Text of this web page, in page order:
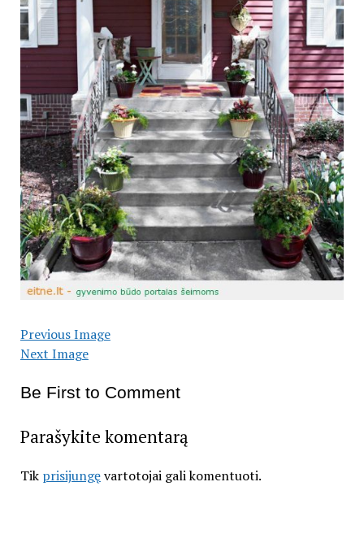
Previous Image
Next Image
Be First to Comment
Parašykite komentarą
Tik prisijungęvartotojai gali komentuoti.